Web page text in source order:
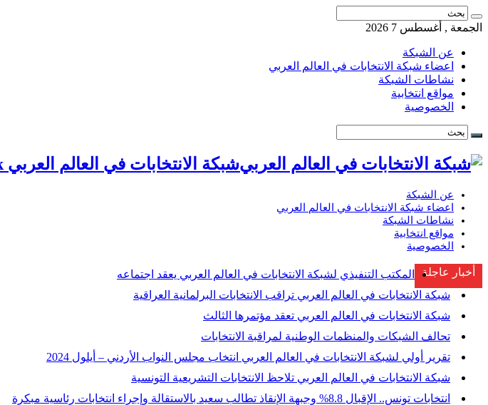
الجمعة , أغسطس 7 2026
عن الشبكة
اعضاء شبكة الانتخابات في العالم العربي
نشاطات الشبكة
مواقع انتخابية
الخصوصية
شبكة الانتخابات في العالم العربي Arab Elections Network
عن الشبكة
اعضاء شبكة الانتخابات في العالم العربي
نشاطات الشبكة
مواقع انتخابية
الخصوصية
أخبار عاجلة
المكتب التنفيذي لشبكة الانتخابات في العالم العربي يعقد اجتماعه
شبكة الانتخابات في العالم العربي تراقب الانتخابات البرلمانية العراقية
شبكة الانتخابات في العالم العربي تعقد مؤتمرها الثالث
تحالف الشبكات والمنظمات الوطنية لمراقبة الانتخابات
تقرير أولي لشبكة الانتخابات في العالم العربي انتخاب مجلس النواب الأردني – أيلول 2024
شبكة الانتخابات في العالم العربي تلاحظ الانتخابات التشريعية التونسية
انتخابات تونس.. الإقبال 8.8% وجبهة الإنقاذ تطالب سعيد بالاستقالة وإجراء انتخابات رئاسية مبكرة